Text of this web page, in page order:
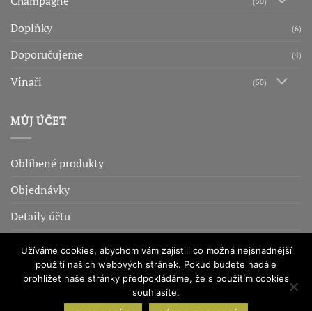
Doplňky (6)
Doporučujeme (4)
Vinaři (50)
MŮJ ÚČET
Oblíbené produkty
Objednávky
Detaily účtu
Adresy
OCHRANA OSOBNÍCH ÚDAJŮ
COOKIES
ADMINISTRACE
Užíváme cookies, abychom vám zajistili co možná nejsnadnější
použití našich webových stránek. Pokud budete nadále
prohlížet naše stránky předpokládáme, že s použitím cookies
souhlasíte.